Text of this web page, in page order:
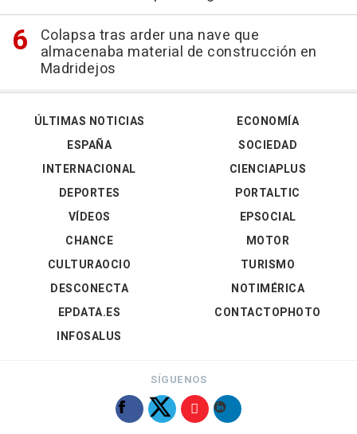
Colapsa tras arder una nave que
almacenaba material de construcción en
Madridejos
ÚLTIMAS NOTICIAS
ESPAÑA
INTERNACIONAL
DEPORTES
VÍDEOS
ECONOMÍA
SOCIEDAD
CIENCIAPLUS
PORTALTIC
EPSOCIAL
CHANCE
CULTURAOCIO
DESCONECTA
EPDATA.ES
INFOSALUS
MOTOR
TURISMO
NOTIMÉRICA
CONTACTOPHOTO
SÍGUENOS